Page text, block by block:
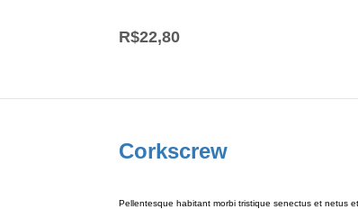
R$22,80
Corkscrew
Pellentesque habitant morbi tristique senectus et netus